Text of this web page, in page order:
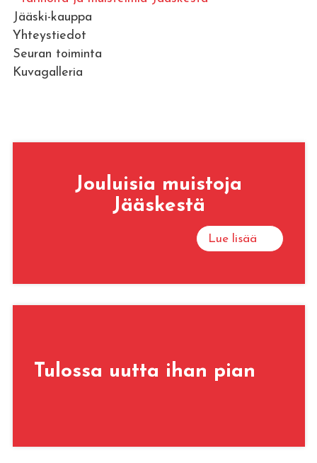
Jääski-kauppa
Yhteystiedot
Seuran toiminta
Kuvagalleria
Jouluisia muistoja
Jääskestä
Lue lisää
Tulossa uutta ihan pian